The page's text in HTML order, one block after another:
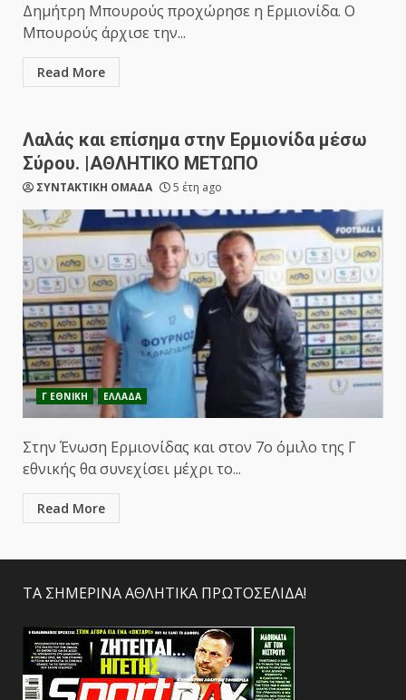
Δημήτρη Μπουρούς προχώρησε η Ερμιονίδα. Ο
Μπουρούς άρχισε την...
Read More
Λαλάς και επίσημα στην Ερμιονίδα μέσω
Σύρου. |ΑΘΛΗΤΙΚΟ ΜΕΤΩΠΟ
ΣΥΝΤΑΚΤΙΚΗ ΟΜΑΔΑ 5 έτη ago
Γ ΕΘΝΙΚΗ ΕΛΛΑΔΑ
Στην Ένωση Ερμιονίδας και στον 7ο όμιλο της Γ
εθνικής θα συνεχίσει μέχρι το...
Read More
ΤΑ ΣΗΜΕΡΙΝΑ ΑΘΛΗΤΙΚΑ ΠΡΩΤΟΣΕΛΙΔΑ!